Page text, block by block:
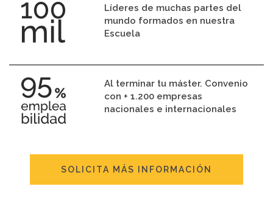
Líderes de muchas partes del
mundo formados en nuestra
Escuela
Al terminar tu máster. Convenio
con + 1.200 empresas
nacionales e internacionales
SOLICITA MÁS INFORMACIÓN